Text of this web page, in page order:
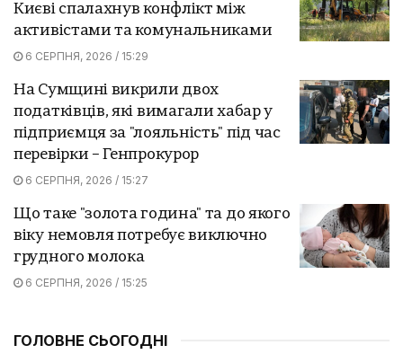
Києві спалахнув конфлікт між
активістами та комунальниками
6 СЕРПНЯ, 2026 / 15:29
На Сумщині викрили двох
податківців, які вимагали хабар у
підприємця за "лояльність" під час
перевірки – Генпрокурор
6 СЕРПНЯ, 2026 / 15:27
Що таке "золота година" та до якого
віку немовля потребує виключно
грудного молока
6 СЕРПНЯ, 2026 / 15:25
ГОЛОВНЕ СЬОГОДНІ